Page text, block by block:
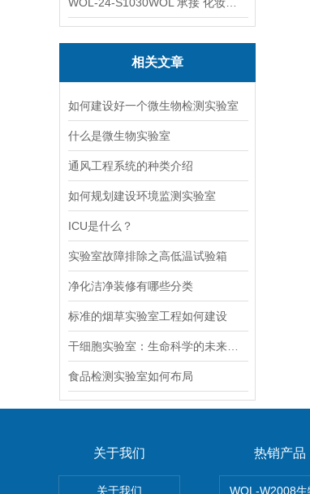
相关文章
如何建设好一个微生物检测实验室
什么是微生物实验室
通风工程系统的种类介绍
如何规划建设环境监测实验室
ICU是什么？
实验室故障排除之高低温试验箱
净化洁净装修有哪些分类
标准的烟草实验室工程如何建设
食品检测实验室如何布局
关于我们
关于我们
热销产品
WOL-W2008生